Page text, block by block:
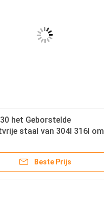
het Geborstelde
staal van 304l 316l om
202
Beste Prijs